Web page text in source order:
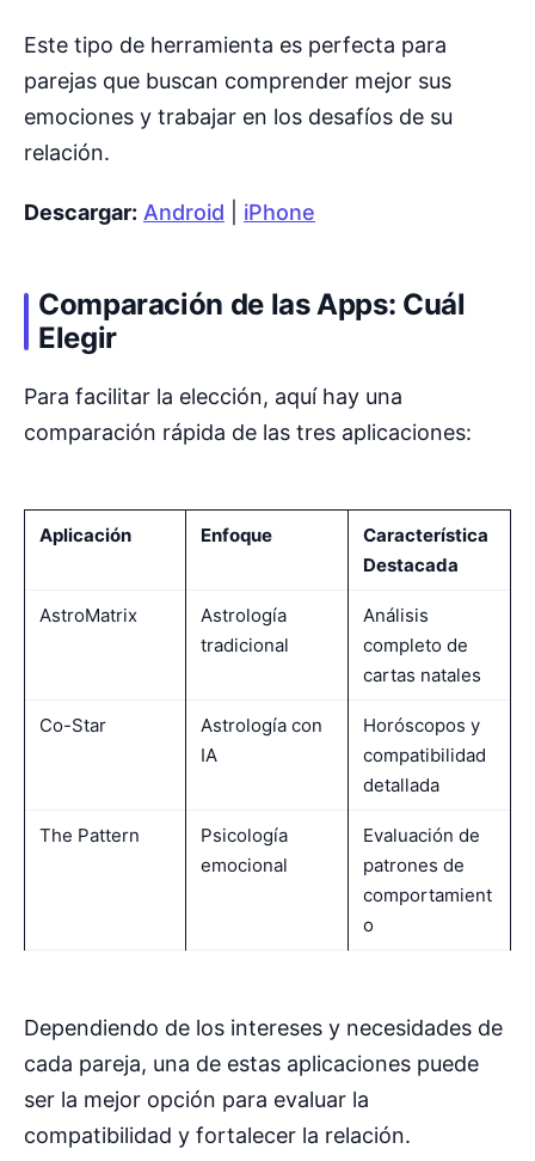
Este tipo de herramienta es perfecta para
parejas que buscan comprender mejor sus
emociones y trabajar en los desafíos de su
relación.
Descargar: Android iPhone
Comparación de las Apps: Cuál
Elegir
Para facilitar la elección, aquí hay una
comparación rápida de las tres aplicaciones:
Aplicación Enfoque
Característica
Destacada
AstroMatrix
Astrología
tradicional
Análisis
completo de
cartas natales
Co-Star
Astrología con
IA
Horóscopos y
compatibilidad
detallada
The Pattern
Psicología
emocional
Evaluación de
patrones de
comportamient
o
Dependiendo de los intereses y necesidades de
cada pareja, una de estas aplicaciones puede
ser la mejor opción para evaluar la
compatibilidad y fortalecer la relación.